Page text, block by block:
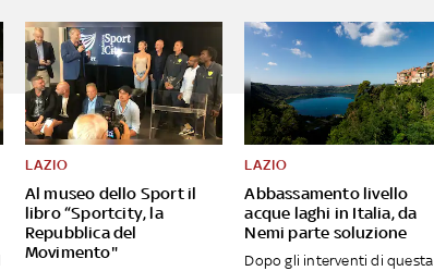
Al museo dello Sport il
libro “Sportcity, la
Repubblica del
Movimento"
LAZIO
Abbassamento livello
acque laghi in Italia, da
Nemi parte soluzione
LAZIO
Dopo gli interventi di questa